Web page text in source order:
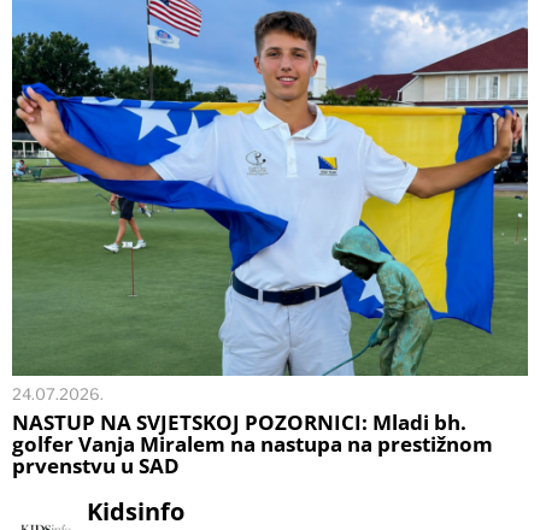
24.07.2026.
NASTUP NA SVJETSKOJ POZORNICI: Mladi bh.
golfer Vanja Miralem na nastupa na prestižnom
prvenstvu u SAD
Kidsinfo